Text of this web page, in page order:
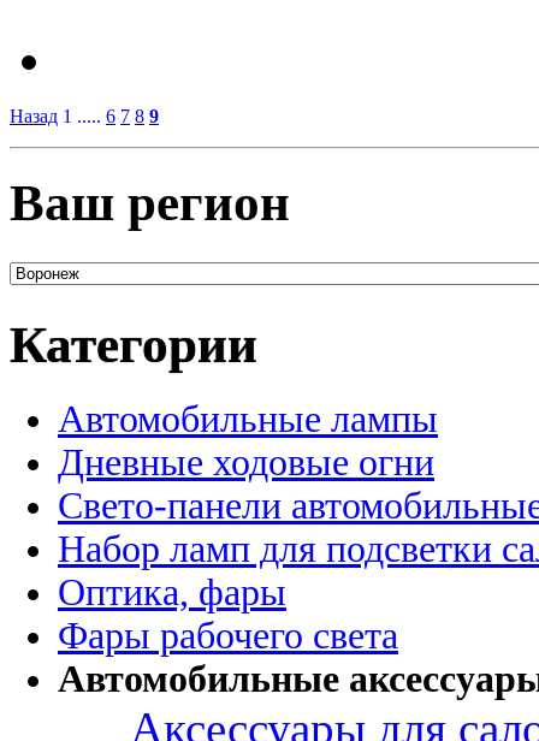
Назад 1 ..... 6 7 8 9
Ваш регион
Категории
Автомобильные лампы
Дневные ходовые огни
Свето-панели
Набор ламп для подсветки
Оптика, фары
Фары рабочего света
Автомобильные
Аксессуары для